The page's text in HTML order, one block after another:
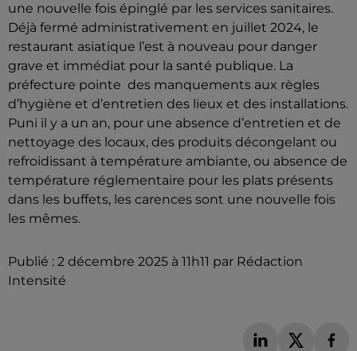
une nouvelle fois épinglé par les services sanitaires.
Déjà fermé administrativement en juillet 2024, le
restaurant asiatique l’est à nouveau pour danger
grave et immédiat pour la santé publique. La
préfecture pointe des manquements aux règles
d’hygiène et d’entretien des lieux et des installations.
Puni il y a un an, pour une absence d’entretien et de
nettoyage des locaux, des produits décongelant ou
refroidissant à température ambiante, ou absence de
température réglementaire pour les plats présents
dans les buffets, les carences sont une nouvelle fois
les mêmes.
Publié : 2 décembre 2025 à 11h11 par Rédaction
Intensité